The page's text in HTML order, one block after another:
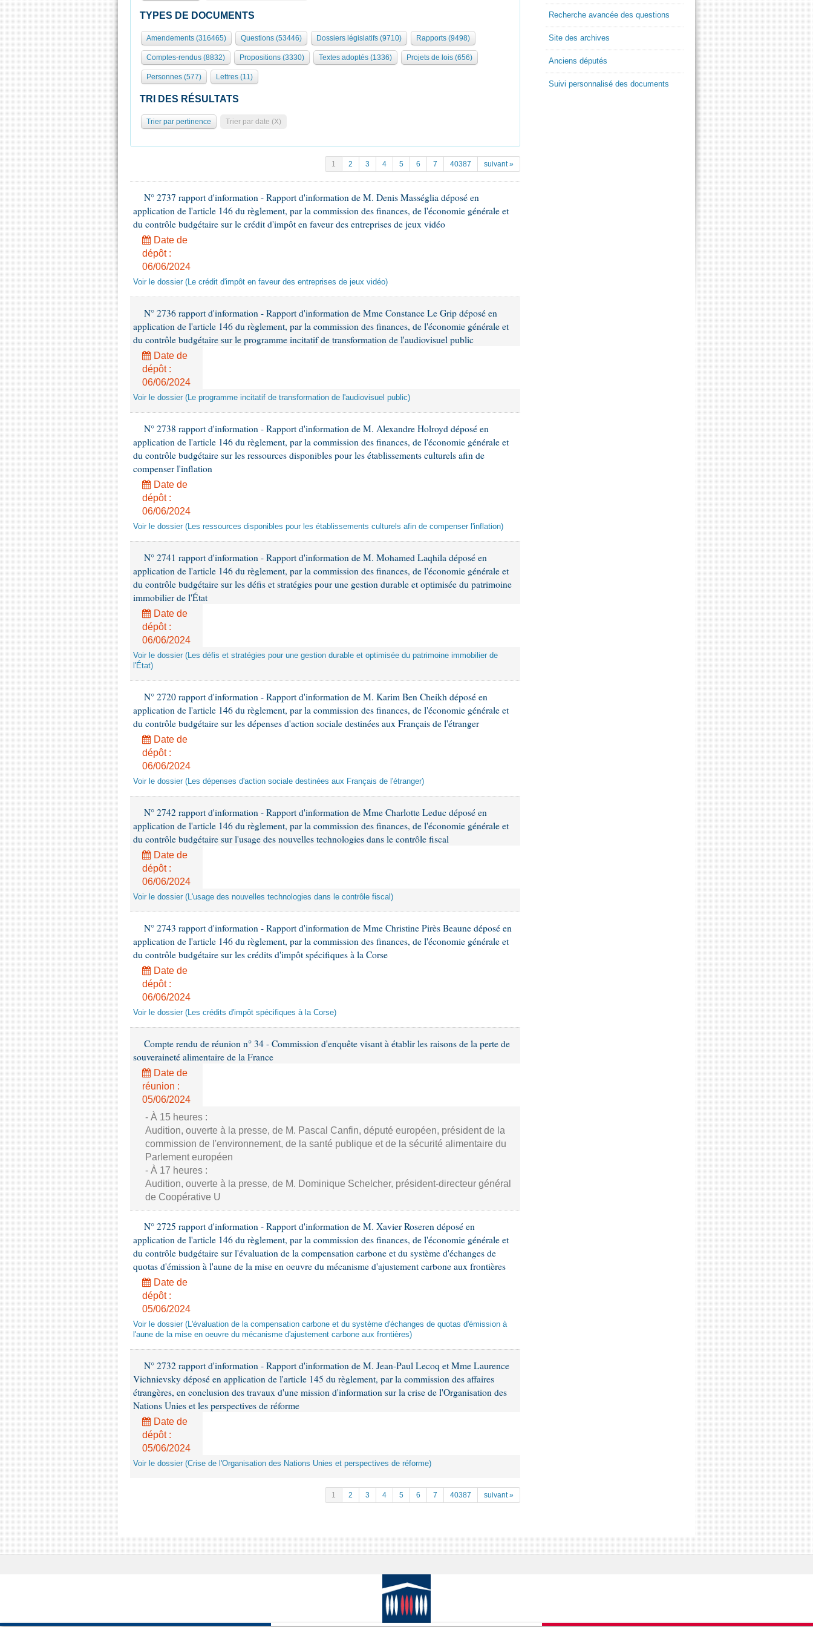
TYPES DE DOCUMENTS
Amendements (316465) Questions (53446) Dossiers législatifs (9710) Rapports (9498)
Comptes-rendus (8832) Propositions (3330) Textes adoptés (1336) Projets de lois (656)
Personnes (577) Lettres (11)
TRI DES RÉSULTATS
Trier par pertinence Trier par date (X)
1 2 3 4 5 6 7 40387 suivant »
N° 2737 rapport d'information - Rapport d'information de M. Denis Masséglia déposé en
application de l'article 146 du règlement, par la commission des finances, de l'économie générale et
du contrôle budgétaire sur le crédit d'impôt en faveur des entreprises de jeux vidéo
Date de
dépôt :
06/06/2024
Voir le dossier (Le crédit d'impôt en faveur des entreprises de jeux vidéo)
N° 2736 rapport d'information - Rapport d'information de Mme Constance Le Grip déposé en
application de l'article 146 du règlement, par la commission des finances, de l'économie générale et
du contrôle budgétaire sur le programme incitatif de transformation de l'audiovisuel public
Date de
dépôt :
06/06/2024
Voir le dossier (Le programme incitatif de transformation de l'audiovisuel public)
N° 2738 rapport d'information - Rapport d'information de M. Alexandre Holroyd déposé en
application de l'article 146 du règlement, par la commission des finances, de l'économie générale et
du contrôle budgétaire sur les ressources disponibles pour les établissements culturels afin de
compenser l'inflation
Date de
dépôt :
06/06/2024
Voir le dossier (Les ressources disponibles pour les établissements culturels afin de compenser l'inflation)
N° 2741 rapport d'information - Rapport d'information de M. Mohamed Laqhila déposé en
application de l'article 146 du règlement, par la commission des finances, de l'économie générale et
du contrôle budgétaire sur les défis et stratégies pour une gestion durable et optimisée du patrimoine
immobilier de l'État
Date de
dépôt :
06/06/2024
Voir le dossier (Les défis et stratégies pour une gestion durable et optimisée du patrimoine immobilier de
l'État)
N° 2720 rapport d'information - Rapport d'information de M. Karim Ben Cheikh déposé en
application de l'article 146 du règlement, par la commission des finances, de l'économie générale et
du contrôle budgétaire sur les dépenses d'action sociale destinées aux Français de l'étranger
Date de
dépôt :
06/06/2024
Voir le dossier (Les dépenses d'action sociale destinées aux Français de l'étranger)
N° 2742 rapport d'information - Rapport d'information de Mme Charlotte Leduc déposé en
application de l'article 146 du règlement, par la commission des finances, de l'économie générale et
du contrôle budgétaire sur l'usage des nouvelles technologies dans le contrôle fiscal
Date de
dépôt :
06/06/2024
Voir le dossier (L'usage des nouvelles technologies dans le contrôle fiscal)
N° 2743 rapport d'information - Rapport d'information de Mme Christine Pirès Beaune déposé en
application de l'article 146 du règlement, par la commission des finances, de l'économie générale et
du contrôle budgétaire sur les crédits d'impôt spécifiques à la Corse
Date de
dépôt :
06/06/2024
Voir le dossier (Les crédits d'impôt spécifiques à la Corse)
Compte rendu de réunion n° 34 - Commission d'enquête visant à établir les raisons de la perte de
souveraineté alimentaire de la France
Date de
réunion :
05/06/2024
- À 15 heures :
Audition, ouverte à la presse, de M. Pascal Canfin, député européen, président de la
commission de l'environnement, de la santé publique et de la sécurité alimentaire du
Parlement européen
- À 17 heures :
Audition, ouverte à la presse, de M. Dominique Schelcher, président-directeur général
de Coopérative U
N° 2725 rapport d'information - Rapport d'information de M. Xavier Roseren déposé en
application de l'article 146 du règlement, par la commission des finances, de l'économie générale et
du contrôle budgétaire sur l'évaluation de la compensation carbone et du système d'échanges de
quotas d'émission à l'aune de la mise en oeuvre du mécanisme d'ajustement carbone aux frontières
Date de
dépôt :
05/06/2024
Voir le dossier (L'évaluation de la compensation carbone et du système d'échanges de quotas d'émission à
l'aune de la mise en oeuvre du mécanisme d'ajustement carbone aux frontières)
N° 2732 rapport d'information - Rapport d'information de M. Jean-Paul Lecoq et Mme Laurence
Vichnievsky déposé en application de l'article 145 du règlement, par la commission des affaires
étrangères, en conclusion des travaux d'une mission d'information sur la crise de l'Organisation des
Nations Unies et les perspectives de réforme
Date de
dépôt :
05/06/2024
Voir le dossier (Crise de l'Organisation des Nations Unies et perspectives de réforme)
1 2 3 4 5 6 7 40387 suivant »
Recherche avancée des questions
Site des archives
Anciens députés
Suivi personnalisé des documents